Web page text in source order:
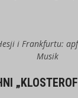
i Frankfurtu:
Musik